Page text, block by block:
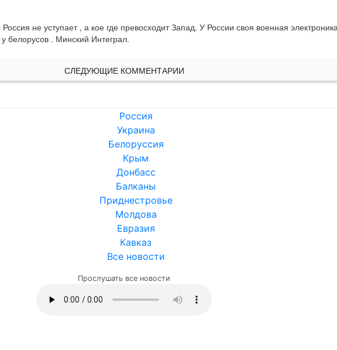
не уступает , а кое где превосходит Запад. У России своя военная
белорусов . Минский Интеграл.
СЛЕДУЮЩИЕ КОММЕНТАРИИ
Россия
Украина
Белоруссия
Крым
Донбасс
Балканы
Приднестровье
Молдова
Евразия
Кавказ
Все новости
Прослушать все новости